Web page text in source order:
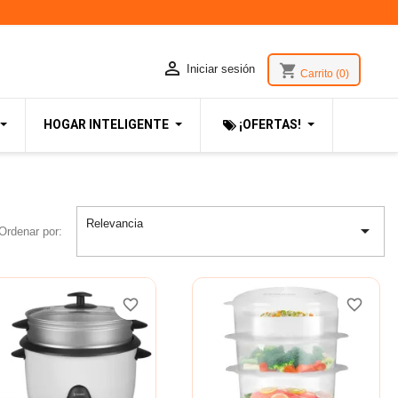
 Iniciar sesión shopping_cart Carrito (0)
HOGAR INTELIGENTE ¡OFERTAS!
por:
Relevancia 
favorite_border
favorite_border favorite_border
favorite_border